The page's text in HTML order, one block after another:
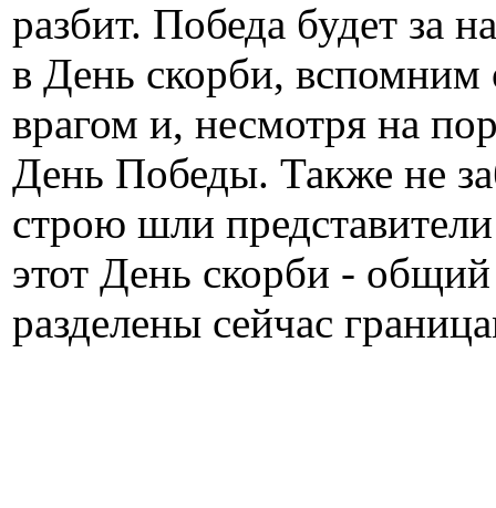
разбит. Победа будет за
в День скорби, вспомним
врагом и, несмотря на
День Победы. Также не
строю шли
этот День скорби -
разделены сейчас